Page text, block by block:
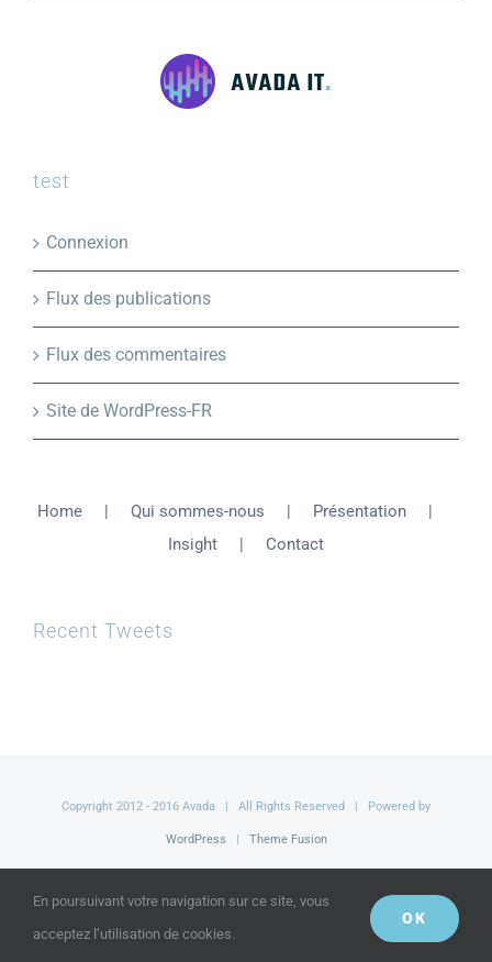
test
Connexion
Flux des publications
Flux des commentaires
Site de WordPress-FR
Home Qui sommes-nous
Présentation
Insight
Contact
Recent Tweets
Copyright 2012 - 2016 Avada | All Rights Reserved | Powered by
WordPress | Theme Fusion
FacebookTwitterYouTube
En poursuivant votre navigation sur ce site, vous
acceptez l’utilisation de cookies.
OK